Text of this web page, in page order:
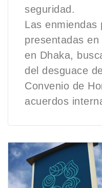
seguridad.
Las enmiendas
presentadas
en Dhaka,
del desguace
Convenio de
acuerdos